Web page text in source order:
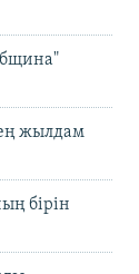
жылдам
бірін